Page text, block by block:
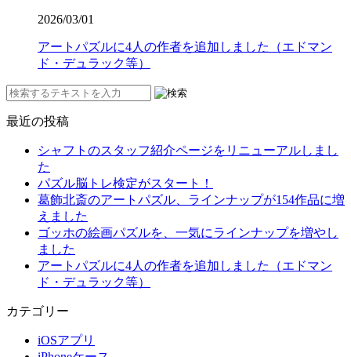
2026/03/01
アートパズルに4人の作者を追加しました（エドマン
ド・デュラック等）
最近の投稿
シャフトのスタッフ紹介ページをリニューアルしまし
た
パズル脳トレ検定がスタート！
葛飾北斎のアートパズル、ラインナップが154作品に増
えました
ゴッホの絵画パズルを、一気にラインナップを増やし
ました
アートパズルに4人の作者を追加しました（エドマン
ド・デュラック等）
カテゴリー
iOSアプリ